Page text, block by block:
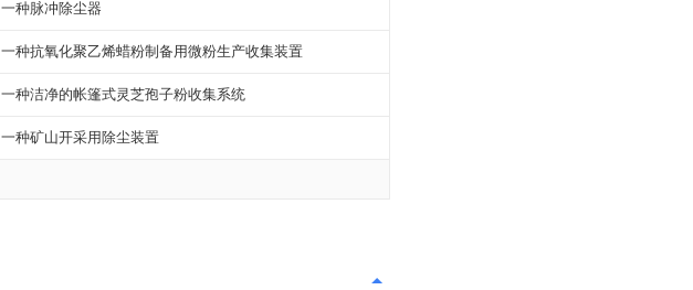
一种脉冲除尘器
一种抗氧化聚乙烯蜡粉制备用微粉生产收集装置
一种洁净的帐篷式灵芝孢子粉收集系统
一种矿山开采用除尘装置